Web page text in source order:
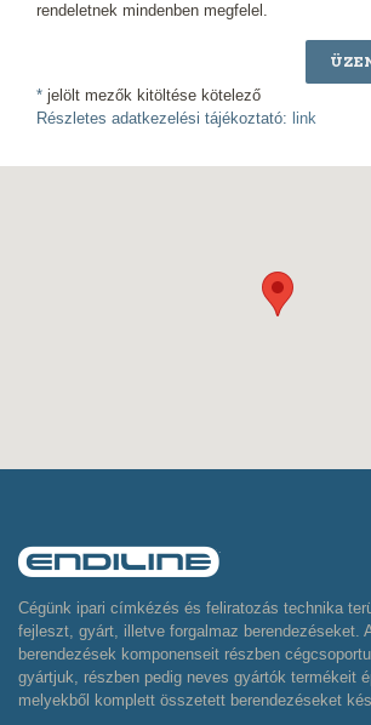
rendeletnek mindenben megfelel.
* jelölt mezők kitöltése kötelező
Részletes adatkezelési tájékoztató: link
Cégünk ipari címkézés és feliratozás technika
fejleszt, gyárt, illetve forgalmaz berendezéseket.
berendezések komponenseit részben
gyártjuk, részben pedig neves gyártók termékeit
melyekből komplett összetett berendezéseket